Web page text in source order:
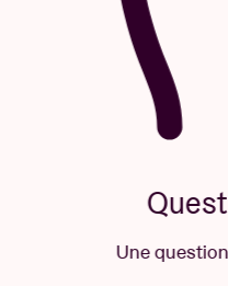
Une question ?